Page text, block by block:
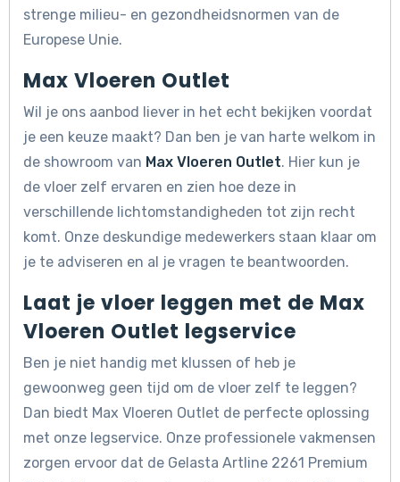
strenge milieu- en gezondheidsnormen van de
Europese Unie.
Max Vloeren Outlet
Wil je ons aanbod liever in het echt bekijken voordat
je een keuze maakt? Dan ben je van harte welkom in
de showroom van Max Vloeren Outlet. Hier kun je
de vloer zelf ervaren en zien hoe deze in
verschillende lichtomstandigheden tot zijn recht
komt. Onze deskundige medewerkers staan klaar om
je te adviseren en al je vragen te beantwoorden.
Laat je vloer leggen met de Max
Vloeren Outlet legservice
Ben je niet handig met klussen of heb je
gewoonweg geen tijd om de vloer zelf te leggen?
Dan biedt Max Vloeren Outlet de perfecte oplossing
met onze legservice. Onze professionele vakmensen
zorgen ervoor dat de Gelasta Artline 2261 Premium